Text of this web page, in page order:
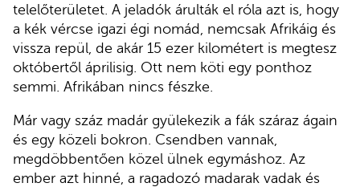
telelőterületet. A jeladók árulták el róla azt is, hogy
a kék vércse igazi égi nomád, nemcsak Afrikáig és
vissza repül, de akár 15 ezer kilométert is megtesz
októbertől áprilisig. Ott nem köti egy ponthoz
semmi. Afrikában nincs fészke.
Már vagy száz madár gyülekezik a fák száraz ágain
és egy közeli bokron. Csendben vannak,
megdöbbentően közel ülnek egymáshoz. Az
ember azt hinné, a ragadozó madarak vadak és